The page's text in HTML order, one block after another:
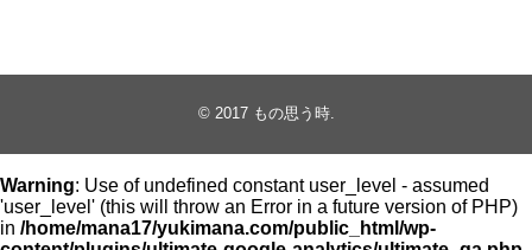
© 2017 もの思う時.
Warning: Use of undefined constant user_level - assumed
'user_level' (this will throw an Error in a future version of PHP)
in /home/mana17/yukimana.com/public_html/wp-